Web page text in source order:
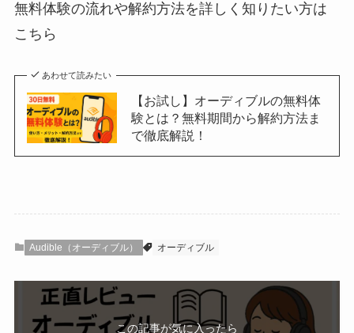
無料体験の流れや解約方法を詳しく知りたい方は
こちら
あわせて読みたい
【お試し】オーディブルの無料体
験とは？無料期間から解約方法ま
で徹底解説！
Audible（オーディブル） オーディブル
この記事が気に入ったら